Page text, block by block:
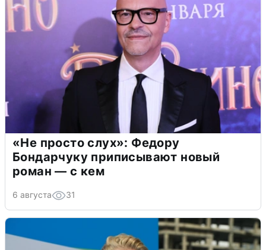
«Не просто слух»: Федору
Бондарчуку приписывают новый
роман — с кем
6 августа 31